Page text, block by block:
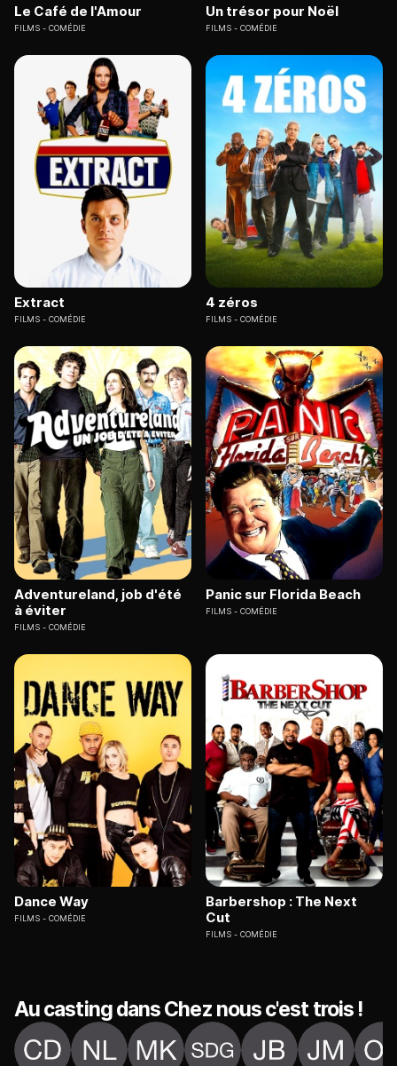
Le Café de l'Amour
FILMS COMÉDIE
Un trésor pour Noël
FILMS COMÉDIE
Extract
FILMS COMÉDIE
4 zéros
FILMS COMÉDIE
Adventureland, job d'été
à éviter
FILMS COMÉDIE
Panic sur Florida Beach
FILMS COMÉDIE
Dance Way
FILMS COMÉDIE
Barbershop : The Next
Cut
FILMS COMÉDIE
Au casting dans Chez nous c'est trois !